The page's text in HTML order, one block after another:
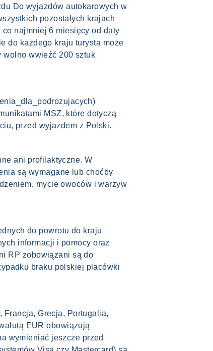
Do wyjazdów autokarowych w
pozostałych krajach
co najmniej 6 miesięcy od daty
do każdego kraju turysta może
wolno wwieźć 200 sztuk
MSZ, które dotyczą
przed wyjazdem z Polski.
ani profilaktyczne. W
są wymagane lub choćby
mycie owoców i warzyw
do powrotu do kraju
informacji i pomocy oraz
RP zobowiązani są do
braku polskiej placówki
Francja, Grecja, Portugalia,
EUR obowiązują
wymieniać jeszcze przed